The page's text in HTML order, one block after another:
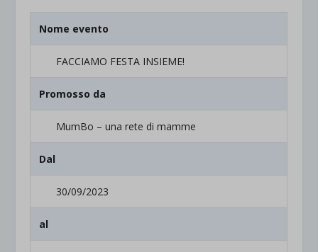
Nome evento
FACCIAMO FESTA INSIEME!
Promosso da
MumBo – una rete di mamme
Dal
30/09/2023
al